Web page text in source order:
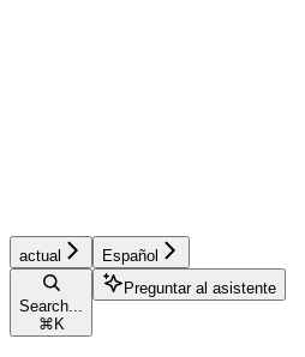
actual Español
Search...
⌘ K
Preguntar al asistente